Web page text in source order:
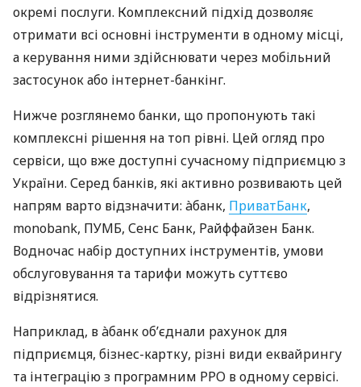
окремі послуги. Комплексний підхід дозволяє
отримати всі основні інструменти в одному місці,
а керування ними здійснювати через мобільний
застосунок або інтернет-банкінг.
Нижче розглянемо банки, що пропонують такі
комплексні рішення на топ рівні. Цей огляд про
сервіси, що вже доступні сучасному підприємцю з
України. Серед банків, які активно розвивають цей
напрям варто відзначити: àбанк, ПриватБанк,
monobank, ПУМБ, Сенс Банк, Райффайзен Банк.
Водночас набір доступних інструментів, умови
обслуговування та тарифи можуть суттєво
відрізнятися.
Наприклад, в àбанк об’єднали рахунок для
підприємця, бізнес-картку, різні види еквайрингу
та інтеграцію з програмним РРО в одному сервісі.